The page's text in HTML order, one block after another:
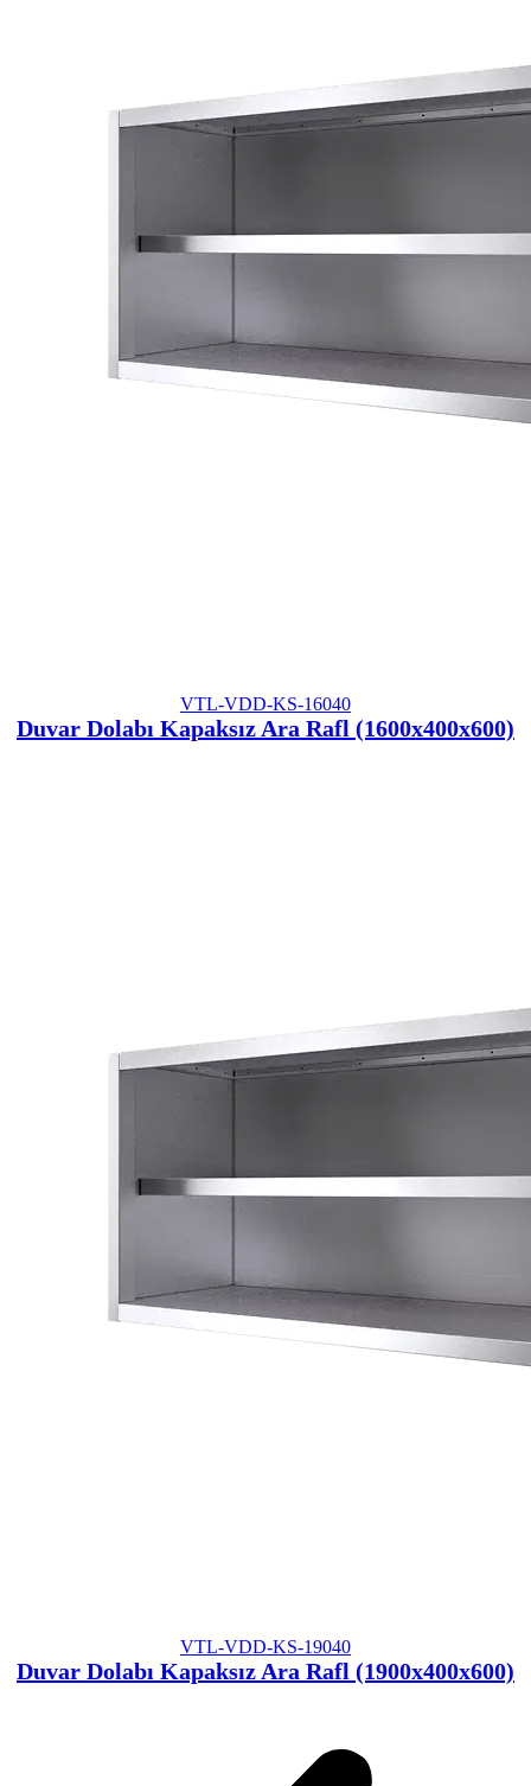
VTL-VDD-KS-16040
Duvar Dolabı Kapaksız Ara Rafl (1600x400x600)
VTL-VDD-KS-19040
Duvar Dolabı Kapaksız Ara Rafl (1900x400x600)